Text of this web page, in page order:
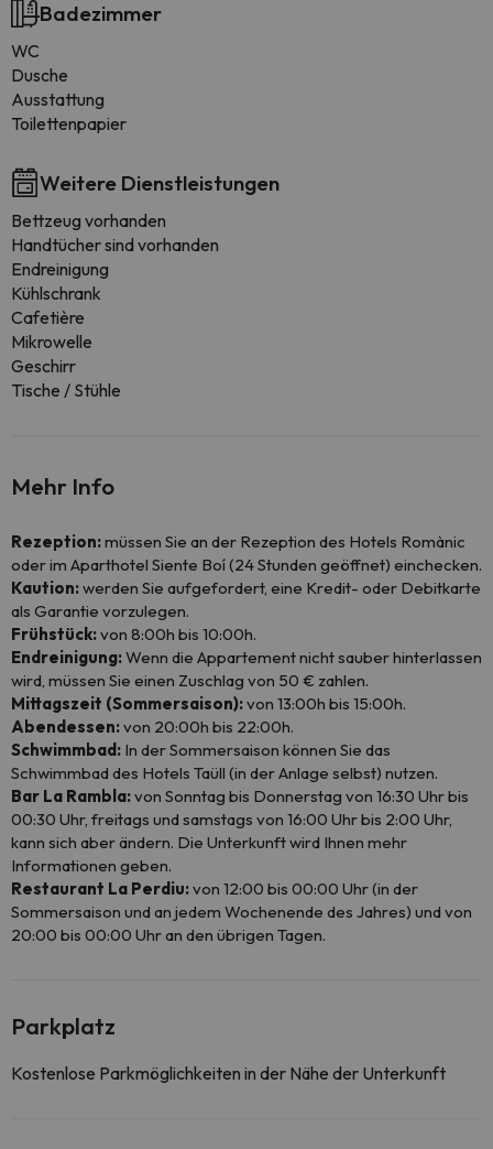
Badezimmer
WC
Dusche
Ausstattung
Toilettenpapier
Weitere Dienstleistungen
Bettzeug vorhanden
Handtücher sind vorhanden
Endreinigung
Kühlschrank
Cafetière
Mikrowelle
Geschirr
Tische / Stühle
Mehr Info
Rezeption:müssen Sie an der Rezeption des Hotels Romànic
oder im Aparthotel Siente Boí (24 Stunden geöffnet) einchecken.
Kaution:werden Sie aufgefordert, eine Kredit- oder Debitkarte
als Garantie vorzulegen.
Frühstück:von 8:00h bis 10:00h.
Endreinigung:Wenn die Appartement nicht sauber hinterlassen
wird, müssen Sie einen Zuschlag von 50 € zahlen.
Mittagszeit (Sommersaison):von 13:00h bis 15:00h.
Abendessen:von 20:00h bis 22:00h.
Schwimmbad: In der Sommersaison können Sie das
Schwimmbad des Hotels Taüll (in der Anlage selbst) nutzen.
Bar La Rambla:von Sonntag bis Donnerstag von 16:30 Uhr bis
00:30 Uhr, freitags und samstags von 16:00 Uhr bis 2:00 Uhr,
kann sich aber ändern. Die Unterkunft wird Ihnen mehr
Informationen geben.
Restaurant La Perdiu:von 12:00 bis 00:00 Uhr (in der
Sommersaison und an jedem Wochenende des Jahres) und von
20:00 bis 00:00 Uhr an den übrigen Tagen.
Parkplatz
Kostenlose Parkmöglichkeiten in der Nähe der Unterkunft